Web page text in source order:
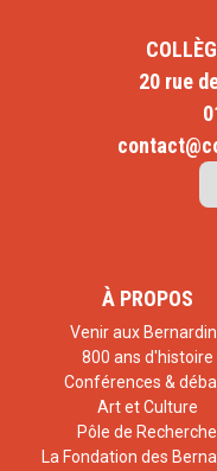
20 rue
À PROPOS
Venir aux
800 ans d'histoire
Conférences &
Art et Culture
Pôle de Recherche
La Fondation des